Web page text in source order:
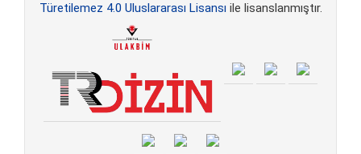
Türetilemez 4.0 Uluslararası Lisansı ile lisanslanmıştır.